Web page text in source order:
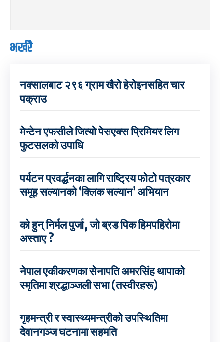
भर्खरै
नक्सालबाट २९६ ग्राम खैरो हेरोइनसहित चार
पक्राउ
मेन्टेन एफसीले जित्यो पेसएक्स प्रिमियर लिग
फुटसलको उपाधि
पर्यटन प्रवर्द्धनका लागि राष्ट्रिय फोटो पत्रकार
समूह सल्यानको ‘क्लिक सल्यान’ अभियान
को हुन् निर्मल पुर्जा, जो ब्रड पिक हिमपहिरोमा
अस्ताए ?
नेपाल एकीकरणका सेनापति अमरसिंह थापाको
स्मृतिमा श्रद्धाञ्जली सभा (तस्वीरहरू)
गृहमन्त्री र स्वास्थ्यमन्त्रीको उपस्थितिमा
देवानगञ्ज घटनामा सहमति